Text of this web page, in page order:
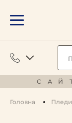
Головна Пледи